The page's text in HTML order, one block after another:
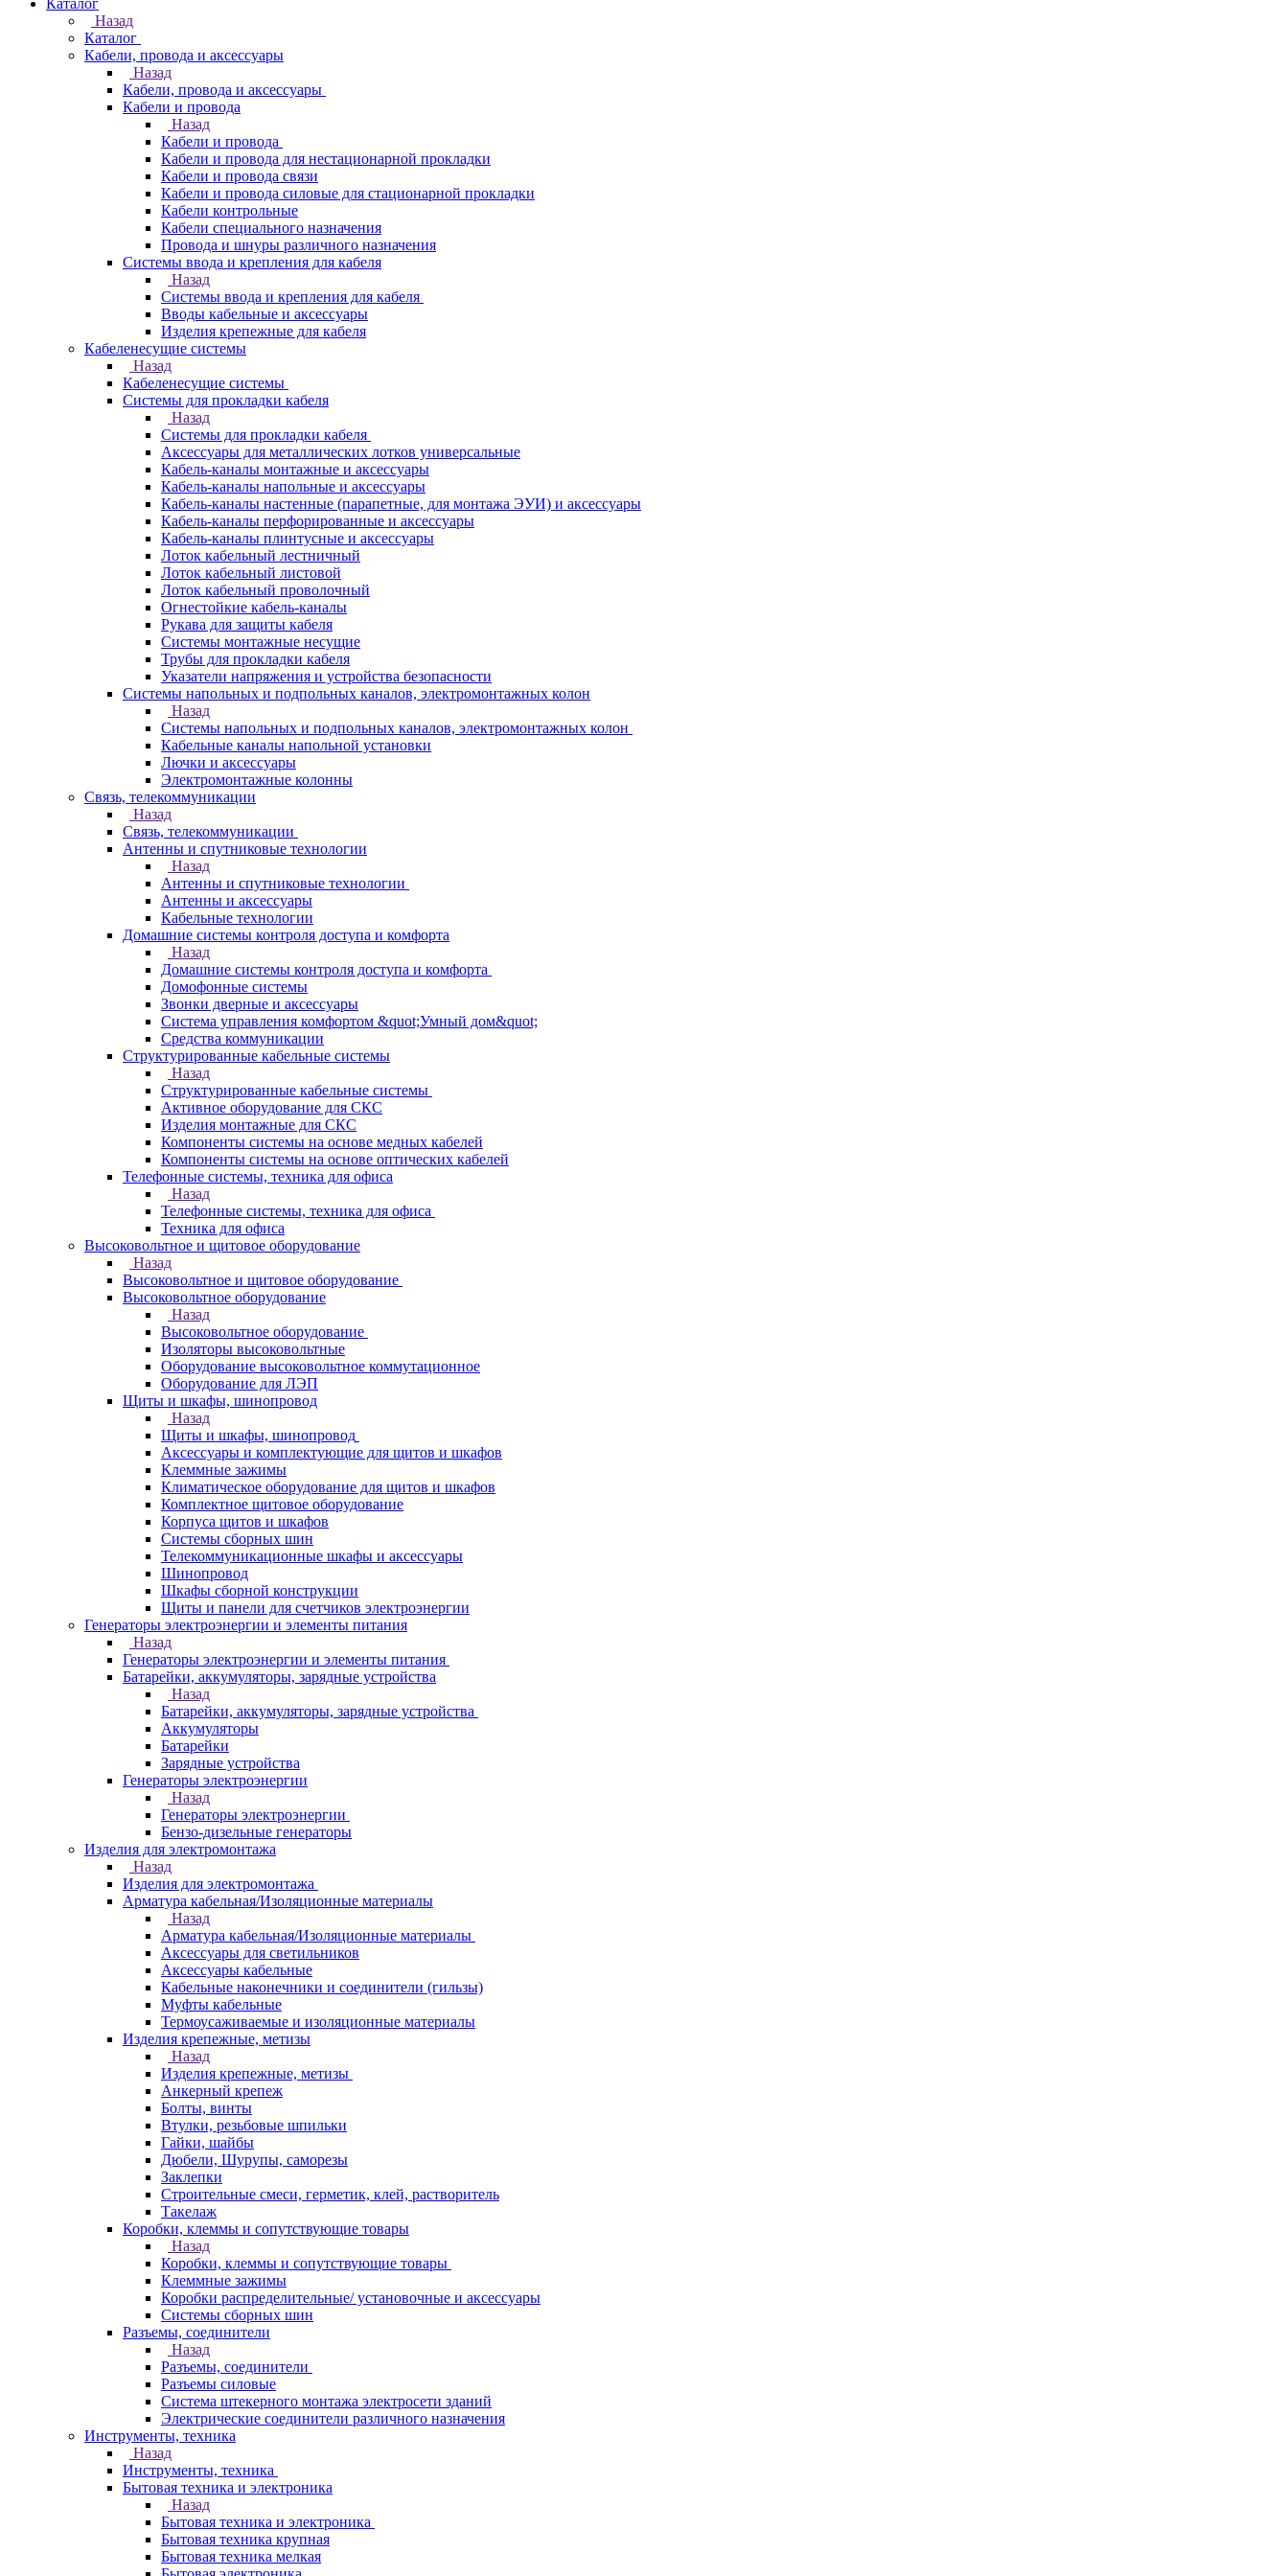
Каталог
Назад
Каталог
Кабели, провода и аксессуары
Назад
Кабели, провода и аксессуары
Кабели и провода
Назад
Кабели и провода
Кабели и провода для нестационарной прокладки
Кабели и провода связи
Кабели и провода силовые для стационарной прокладки
Кабели контрольные
Кабели специального назначения
Провода и шнуры различного назначения
Системы ввода и крепления для кабеля
Назад
Системы ввода и крепления для кабеля
Вводы кабельные и аксессуары
Изделия крепежные для кабеля
Кабеленесущие системы
Назад
Кабеленесущие системы
Системы для прокладки кабеля
Назад
Системы для прокладки кабеля
Аксессуары для металлических лотков универсальные
Кабель-каналы монтажные и аксессуары
Кабель-каналы напольные и аксессуары
Кабель-каналы настенные (парапетные, для монтажа ЭУИ) и аксессуары
Кабель-каналы перфорированные и аксессуары
Кабель-каналы плинтусные и аксессуары
Лоток кабельный лестничный
Лоток кабельный листовой
Лоток кабельный проволочный
Огнестойкие кабель-каналы
Рукава для защиты кабеля
Системы монтажные несущие
Трубы для прокладки кабеля
Указатели напряжения и устройства безопасности
Системы напольных и подпольных каналов, электромонтажных колон
Назад
Системы напольных и подпольных каналов, электромонтажных колон
Кабельные каналы напольной установки
Лючки и аксессуары
Электромонтажные колонны
Связь, телекоммуникации
Назад
Связь, телекоммуникации
Антенны и спутниковые технологии
Назад
Антенны и спутниковые технологии
Антенны и аксессуары
Кабельные технологии
Домашние системы контроля доступа и комфорта
Назад
Домашние системы контроля доступа и комфорта
Домофонные системы
Звонки дверные и аксессуары
Система управления комфортом &quot;Умный дом&quot;
Средства коммуникации
Структурированные кабельные системы
Назад
Структурированные кабельные системы
Активное оборудование для СКС
Изделия монтажные для СКС
Компоненты системы на основе медных кабелей
Компоненты системы на основе оптических кабелей
Телефонные системы, техника для офиса
Назад
Телефонные системы, техника для офиса
Техника для офиса
Высоковольтное и щитовое оборудование
Назад
Высоковольтное и щитовое оборудование
Высоковольтное оборудование
Назад
Высоковольтное оборудование
Изоляторы высоковольтные
Оборудование высоковольтное коммутационное
Оборудование для ЛЭП
Щиты и шкафы, шинопровод
Назад
Щиты и шкафы, шинопровод
Аксессуары и комплектующие для щитов и шкафов
Клеммные зажимы
Климатическое оборудование для щитов и шкафов
Комплектное щитовое оборудование
Корпуса щитов и шкафов
Системы сборных шин
Телекоммуникационные шкафы и аксессуары
Шинопровод
Шкафы сборной конструкции
Щиты и панели для счетчиков электроэнергии
Генераторы электроэнергии и элементы питания
Назад
Генераторы электроэнергии и элементы питания
Батарейки, аккумуляторы, зарядные устройства
Назад
Батарейки, аккумуляторы, зарядные устройства
Аккумуляторы
Батарейки
Зарядные устройства
Генераторы электроэнергии
Назад
Генераторы электроэнергии
Бензо-дизельные генераторы
Изделия для электромонтажа
Назад
Изделия для электромонтажа
Арматура кабельная/Изоляционные материалы
Назад
Арматура кабельная/Изоляционные материалы
Аксессуары для светильников
Аксессуары кабельные
Кабельные наконечники и соединители (гильзы)
Муфты кабельные
Термоусаживаемые и изоляционные материалы
Изделия крепежные, метизы
Назад
Изделия крепежные, метизы
Анкерный крепеж
Болты, винты
Втулки, резьбовые шпильки
Гайки, шайбы
Дюбели, Шурупы, саморезы
Заклепки
Строительные смеси, герметик, клей, растворитель
Такелаж
Коробки, клеммы и сопутствующие товары
Назад
Коробки, клеммы и сопутствующие товары
Клеммные зажимы
Коробки распределительные/ установочные и аксессуары
Системы сборных шин
Разъемы, соединители
Назад
Разъемы, соединители
Разъемы силовые
Система штекерного монтажа электросети зданий
Электрические соединители различного назначения
Инструменты, техника
Назад
Инструменты, техника
Бытовая техника и электроника
Назад
Бытовая техника и электроника
Бытовая техника крупная
Бытовая техника мелкая